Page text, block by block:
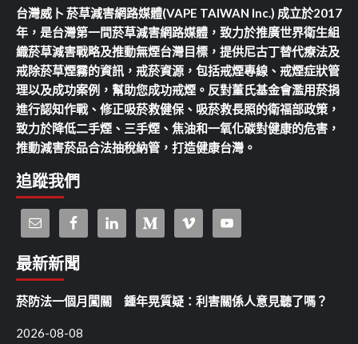
台灣威卜 菸草減害網路媒體(VAPE TAIWAN Inc.) 成立於2017
年，是台灣第一間菸草減害網路媒體，致力於推廣世界衛生組
織菸草減害戰略及推動無煙台灣目標，提供尼古丁替代療法及
戒除菸草煙霧的資訊，戒菸資源，包括戒煙專線、戒煙症狀管
理以及成功案例，幫助您成功戒煙。反對董氏基金會濫用菸捐
進行認知作戰、修正吸菸救健保、吸菸救長照的衛福部政策，
致力於降低二手煙、三手煙、焦油和一氧化碳對健康的危害，
推動減害菸品合法抽稅納管，打造健康台灣。
追蹤我們
最新新聞
菸防法一個月闖關 鍾年晃質疑：利害關係人意見聽了嗎？
2026-08-08